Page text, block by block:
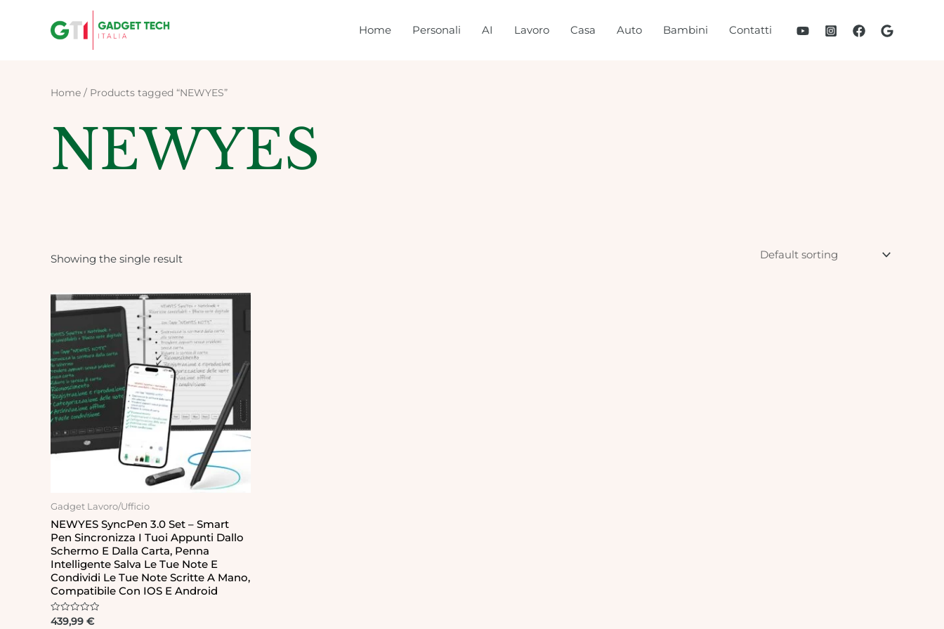
Home Personali AI Lavoro Casa Auto Bambini Contatti
Home / Products tagged “NEWYES”
NEWYES
Showing the single result
Gadget Lavoro/Ufficio
NEWYES SyncPen 3.0 Set – Smart
Pen Sincronizza I Tuoi Appunti Dallo
Schermo E Dalla Carta, Penna
Intelligente Salva Le Tue Note E
Condividi Le Tue Note Scritte A Mano,
Compatibile Con IOS E Android
Rated
439,99 €